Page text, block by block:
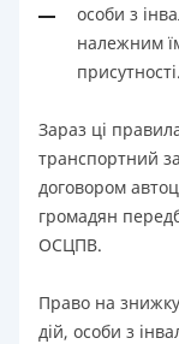
особи з
належним
присутності.
Зараз ці
транспортний
договором
громадян
ОСЦПВ.
Право на
дій, особи з